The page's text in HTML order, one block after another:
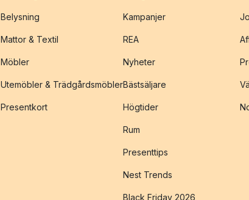
Belysning
Mattor & Textil
Möbler
Utemöbler & Trädgårdsmöbler
Presentkort
Kampanjer
REA
Nyheter
Bästsäljare
Högtider
Rum
Presenttips
Nest Trends
Black Friday 2026